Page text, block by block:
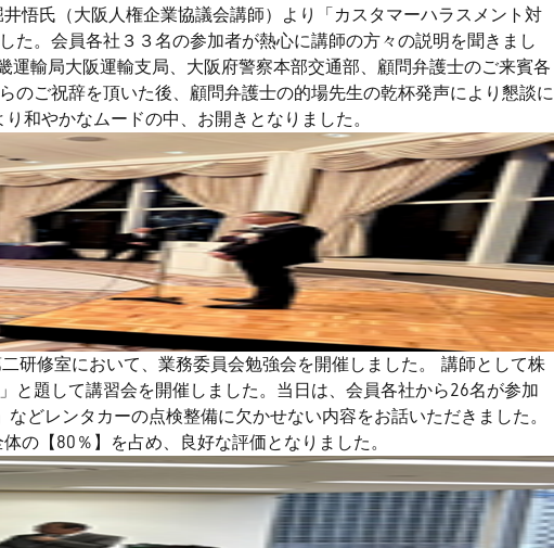
悟氏（大阪人権企業協議会講師）より「カスタマーハラスメント対
。会員各社３３名の参加者が熱心に講師の方々の説明を聞きまし
輸局大阪運輸支局、大阪府警察本部交通部、顧問弁護士のご来賓各
ご祝辞を頂いた後、顧問弁護士の的場先生の乾杯発声により懇談に
和やかなムードの中、お開きとなりました。
研修室において、業務委員会勉強会を開催しました。 講師として株
題して講習会を開催しました。当日は、会員各社から26名が参加
どレンタカーの点検整備に欠かせない内容をお話いただきました。
の【80％】を占め、良好な評価となりました。